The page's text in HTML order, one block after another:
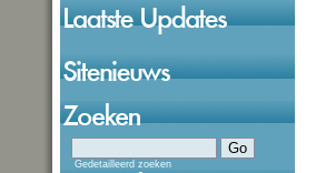
Gedetailleerd zoeken